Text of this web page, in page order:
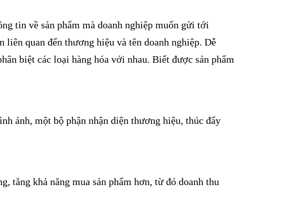
tin về sản phẩm mà doanh nghiệp muốn gửi tới
liên quan đến thương hiệu và tên doanh nghiệp. Dễ
biệt các loại hàng hóa với nhau. Biết được sản phẩm
ảnh, một bộ phận nhận diện thương hiệu, thúc đẩy
tăng khả năng mua sản phẩm hơn, từ đó doanh thu